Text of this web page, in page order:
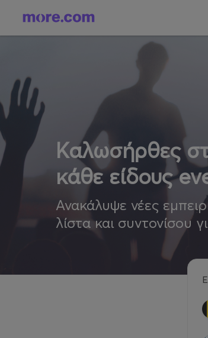
Καλωσήρθες
κάθε είδους
Ανακάλυψε νέες
λίστα και συντονίσου